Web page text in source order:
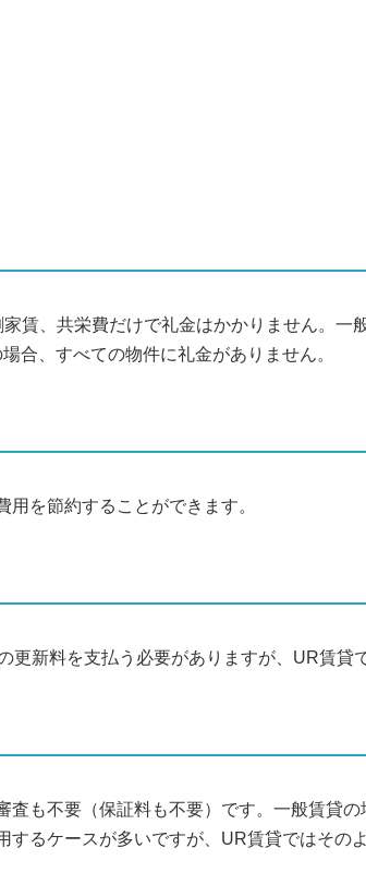
賃、共栄費だけで礼金はかかりません。一
合、すべての物件に礼金がありません。
を節約することができます。
更新料を支払う必要がありますが、UR賃貸
査も不要（保証料も不要）です。一般賃貸の
するケースが多いですが、UR賃貸ではその